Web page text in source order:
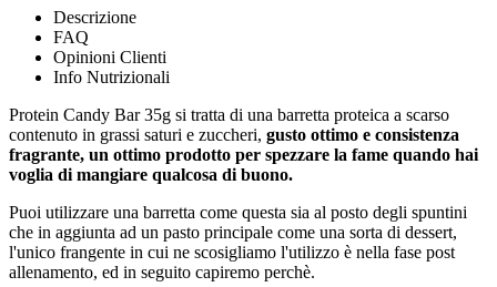
Descrizione
FAQ
Opinioni Clienti
Info Nutrizionali
Protein Candy Bar 35g si tratta di una barretta proteica a scarso
contenuto in grassi saturi e zuccheri, gusto ottimo e consistenza
fragrante, un ottimo prodotto per spezzare la fame quando hai
voglia di mangiare qualcosa di buono.
Puoi utilizzare una barretta come questa sia al posto degli spuntini
che in aggiunta ad un pasto principale come una sorta di dessert,
l'unico frangente in cui ne scosigliamo l'utilizzo è nella fase post
allenamento, ed in seguito capiremo perchè.